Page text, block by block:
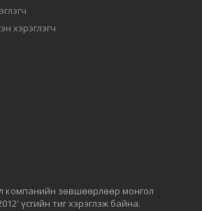
хэрэглэгч
компанийн зөвшөөрлөөр монгол
үсгийн тиг хэрэглэж байна.